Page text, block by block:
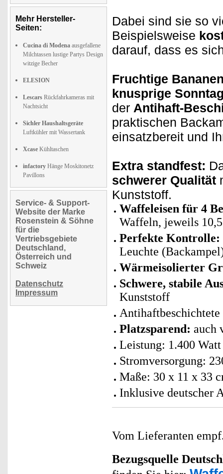
Mehr Hersteller-
Seiten:
Cucina di Modena ausgefallene
Milchtassen lustige Partys Design
witzige Becher
ELESION
Lescars Rückfahrkameras mit
Nachtsicht
Sichler Haushaltsgeräte
Luftkühler mit Wassertank
Xcase Kühltaschen
infactory Hänge Moskitonetz
Pavillons
Service- & Support-
Website der Marke
Rosenstein & Söhne
für die
Vertriebsgebiete
Deutschland,
Österreich und
Schweiz
Datenschutz
Impressum
Dabei sind sie so
Beispielsweise
darauf, dass es
Fruchtige
knusprige
der Antihaft-
praktischen
einsatzbereit und
Extra standfest:
schwerer Qualität
Kunststoff.
Waffeleisen für 4
Waffeln, jeweils
Perfekte Kontrolle:
Leuchte
Wärmeisolierter
Schwere, stabile
Kunststoff
Platzsparend: auch
Leistung: 1.400 Watt
Stromversorgung:
Maße: 30 x 11 x 33
Inklusive deutscher
Vom Lieferanten
Bezugsquelle